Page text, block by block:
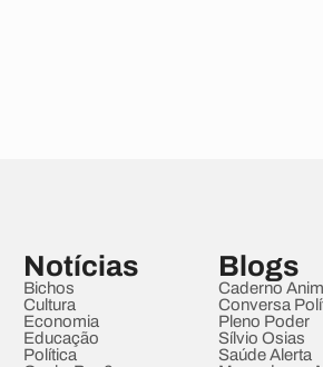
Notícias
Bichos
Cultura
Economia
Educação
Política
Blogs
Caderno
Conversa
Pleno Poder
Sílvio Osias
Saúde Alerta